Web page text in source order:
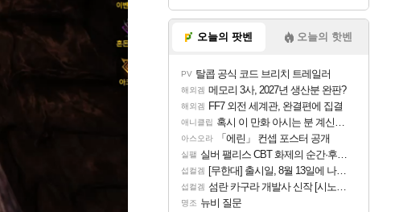
오늘의 팟벤 오늘의 핫벤
PV 탈콥 공식 코드 브리치 트레일러
해외겜 메모리 3사, 2027년 생산분 완판?
해외겜 FF7 외전 세계관, 완결편에 집결
애니클립 혹시 이 만화 아시는 분 계신가요
아스오라 「에린」 컨셉 포스터 공개
실팰 실버 팰리스 CBT 화제의 순간·후기 모음
섭컬겜 [무한대] 출시일, 8월 13일에 나오나
섭컬겜 섬란 카구라 개발사 신작 [시노비 넥서스] 연내 출시 예정
명조 뉴비 질문